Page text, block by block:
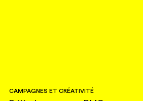
CAMPAGNES ET CRÉATIVITÉ